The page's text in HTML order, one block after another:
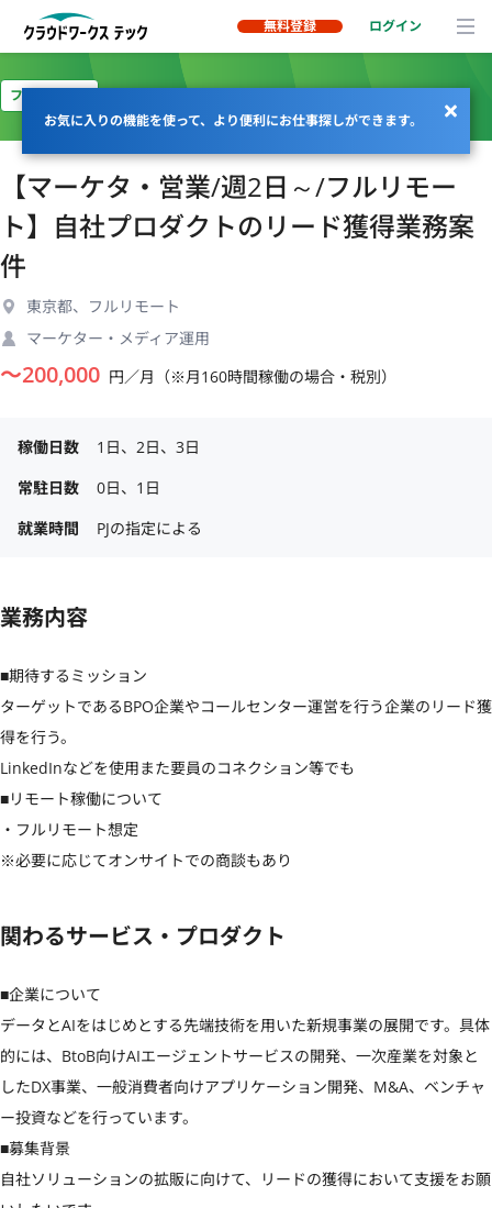
無料登録 ログイン
お気に入りの機能を使って、より便利にお仕事探しができます。
フルリモート
【マーケタ・営業/週2日～/フルリモー
ト】自社プロダクトのリード獲得業務案
件
東京都、フルリモート
マーケター・メディア運用
〜200,000 円／月（※月160時間稼働の場合・税別）
稼働日数
1日、2日、3日
常駐日数
0日、1日
就業時間
PJの指定による
業務内容
■期待するミッション
ターゲットであるBPO企業やコールセンター運営を行う企業のリード獲
得を行う。
LinkedInなどを使用また要員のコネクション等でも
■リモート稼働について
・フルリモート想定
※必要に応じてオンサイトでの商談もあり
関わるサービス・プロダクト
■企業について
データとAIをはじめとする先端技術を用いた新規事業の展開です。具体
的には、BtoB向けAIエージェントサービスの開発、一次産業を対象と
したDX事業、一般消費者向けアプリケーション開発、M&A、ベンチャ
ー投資などを行っています。
■募集背景
自社ソリューションの拡販に向けて、リードの獲得において支援をお願